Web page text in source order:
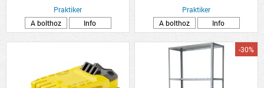
Praktiker
A bolthoz
Info
Praktiker
A bolthoz
Info
-30%